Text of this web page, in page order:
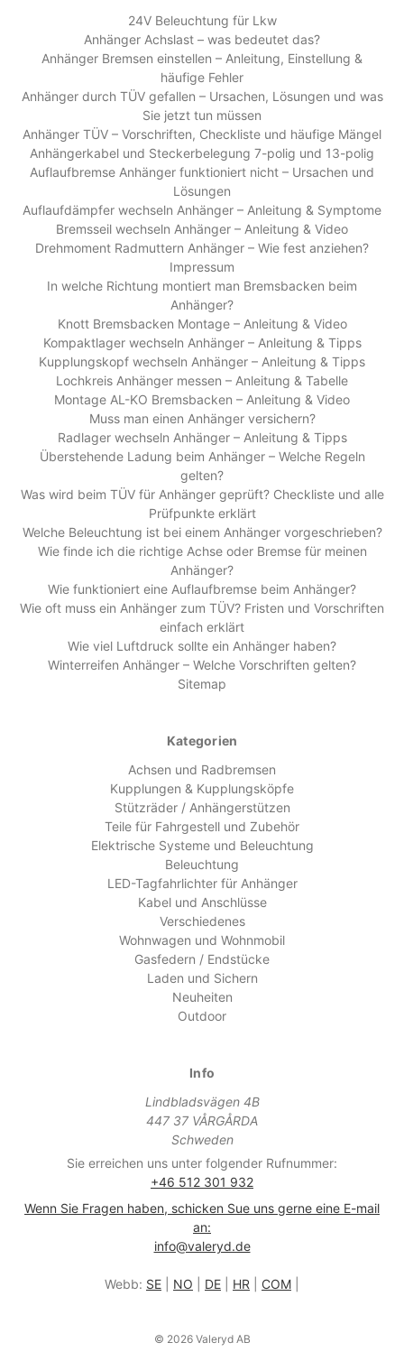
24V Beleuchtung für Lkw
Anhänger Achslast – was bedeutet das?
Anhänger Bremsen einstellen – Anleitung, Einstellung &
häufige Fehler
Anhänger durch TÜV gefallen – Ursachen, Lösungen und was
Sie jetzt tun müssen
Anhänger TÜV – Vorschriften, Checkliste und häufige Mängel
Anhängerkabel und Steckerbelegung 7-polig und 13-polig
Auflaufbremse Anhänger funktioniert nicht – Ursachen und
Lösungen
Auflaufdämpfer wechseln Anhänger – Anleitung & Symptome
Bremsseil wechseln Anhänger – Anleitung & Video
Drehmoment Radmuttern Anhänger – Wie fest anziehen?
Impressum
In welche Richtung montiert man Bremsbacken beim
Anhänger?
Knott Bremsbacken Montage – Anleitung & Video
Kompaktlager wechseln Anhänger – Anleitung & Tipps
Kupplungskopf wechseln Anhänger – Anleitung & Tipps
Lochkreis Anhänger messen – Anleitung & Tabelle
Montage AL-KO Bremsbacken – Anleitung & Video
Muss man einen Anhänger versichern?
Radlager wechseln Anhänger – Anleitung & Tipps
Überstehende Ladung beim Anhänger – Welche Regeln
gelten?
Was wird beim TÜV für Anhänger geprüft? Checkliste und alle
Prüfpunkte erklärt
Welche Beleuchtung ist bei einem Anhänger vorgeschrieben?
Wie finde ich die richtige Achse oder Bremse für meinen
Anhänger?
Wie funktioniert eine Auflaufbremse beim Anhänger?
Wie oft muss ein Anhänger zum TÜV? Fristen und Vorschriften
einfach erklärt
Wie viel Luftdruck sollte ein Anhänger haben?
Winterreifen Anhänger – Welche Vorschriften gelten?
Sitemap
Kategorien
Achsen und Radbremsen
Kupplungen & Kupplungsköpfe
Stützräder / Anhängerstützen
Teile für Fahrgestell und Zubehör
Elektrische Systeme und Beleuchtung
Beleuchtung
LED-Tagfahrlichter für Anhänger
Kabel und Anschlüsse
Verschiedenes
Wohnwagen und Wohnmobil
Gasfedern / Endstücke
Laden und Sichern
Neuheiten
Outdoor
Info
Lindbladsvägen 4B
447 37 VÅRGÅRDA
Schweden
Sie erreichen uns unter folgender Rufnummer:
+46 512 301 932
Wenn Sie Fragen haben, schicken Sue uns gerne eine E-mail
an:
info@valeryd.de
Webb: SE NO DE HR COM
© 2026 Valeryd AB